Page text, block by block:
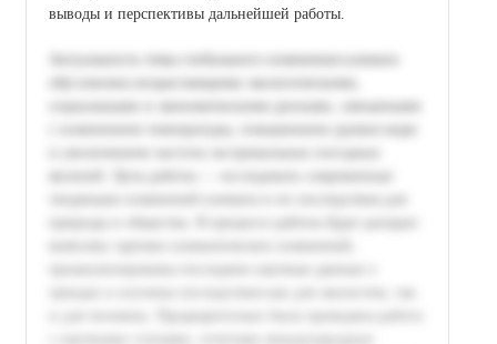
выводы и перспективы дальнейшей работы.